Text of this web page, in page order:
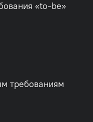
«to-be»
требованиям